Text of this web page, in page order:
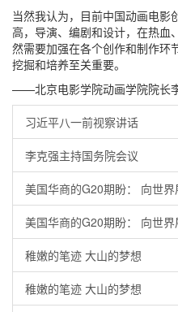
当然我认为，目前中国动画电影
高，导演、编剧和设计，在热血
然需要加强在各个创作和制作环
挖掘和培养至关重要。
——北京电影学院动画学院院长
习近平八一前视察讲话
李克强主持国务院会议
美国华商的G20期盼： 向世界
美国华商的G20期盼： 向世界
稚嫩的笔迹 大山的梦想
稚嫩的笔迹 大山的梦想